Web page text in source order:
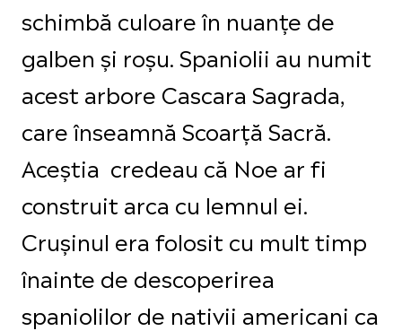
schimbă culoare în nuanțe de
galben și roșu. Spaniolii au numit
acest arbore Cascara Sagrada,
care înseamnă Scoarță Sacră.
Aceștia credeau că Noe ar fi
construit arca cu lemnul ei.
Crușinul era folosit cu mult timp
înainte de descoperirea
spaniolilor de nativii americani ca